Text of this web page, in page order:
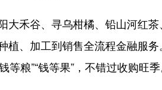
禾谷、寻乌柑橘、铅山河红茶
植、加工到销售全流程金融服
粮”“钱等果”，不错过收购旺季